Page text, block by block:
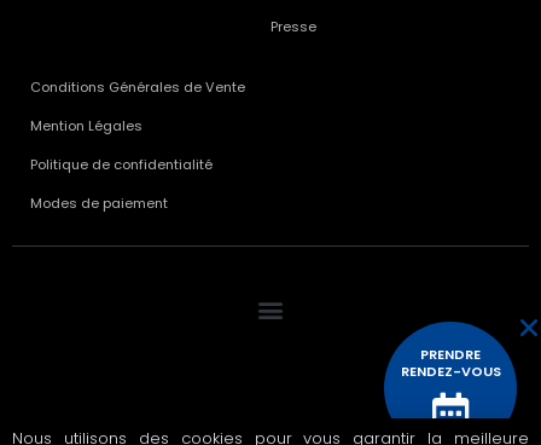
Presse
Conditions Générales de Vente
Mention Légales
Politique de confidentialité
Modes de paiement
PRENDRE
RENDEZ-VOUS
Nous utilisons des cookies pour vous garantir la meilleure